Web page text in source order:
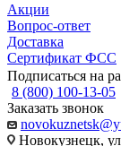
Акции
Вопрос-ответ
Доставка
Сертификат ФСС
Подписаться на
8 (800) 100-13-05
Заказать звонок
Новокузнецк,